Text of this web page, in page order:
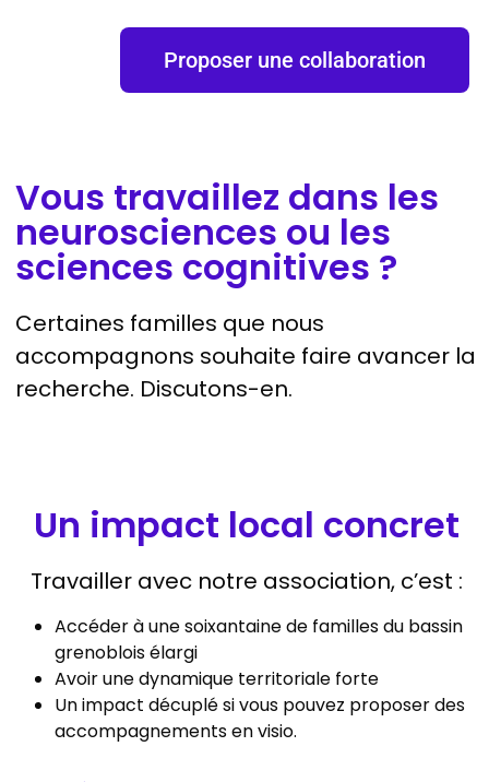
Proposer une collaboration
Vous travaillez dans les
neurosciences ou les
sciences cognitives ?
Certaines familles que nous
accompagnons souhaite faire avancer la
recherche. Discutons-en.
Un impact local concret
Travailler avec notre association, c’est :
Accéder à une soixantaine de familles du bassin
grenoblois élargi
Avoir une dynamique territoriale forte
Un impact décuplé si vous pouvez proposer des
accompagnements en visio.